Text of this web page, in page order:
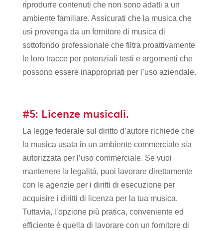
riprodurre contenuti che non sono adatti a un
ambiente familiare. Assicurati che la musica che
usi provenga da un fornitore di musica di
sottofondo professionale che filtra proattivamente
le loro tracce per potenziali testi e argomenti che
possono essere inappropriati per l’uso aziendale.
#5: Licenze musicali.
La legge federale sul diritto d’autore richiede che
la musica usata in un ambiente commerciale sia
autorizzata per l’uso commerciale. Se vuoi
mantenere la legalità, puoi lavorare direttamente
con le agenzie per i diritti di esecuzione per
acquisire i diritti di licenza per la tua musica.
Tuttavia, l’opzione più pratica, conveniente ed
efficiente è quella di lavorare con un fornitore di